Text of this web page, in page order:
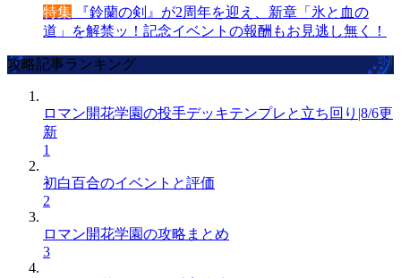
特集 『鈴蘭の剣』が2周年を迎え、新章「氷と血の
道」を解禁ッ！記念イベントの報酬もお見逃し無く！
攻略記事ランキング
ロマン開花学園の投手デッキテンプレと立ち回り|8/6更
新
1
初白百合のイベントと評価
2
ロマン開花学園の攻略まとめ
3